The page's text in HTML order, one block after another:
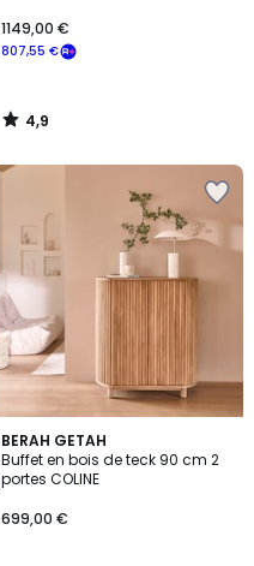
807,55 €
1149,00 €
4,9
/
BERAH GETAH
Buffet en bois de teck 90 cm 2
portes COLINE
699,00 €